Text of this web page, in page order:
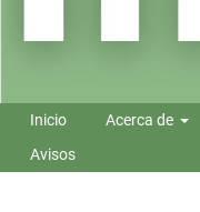
Inicio Acerca de
Avisos